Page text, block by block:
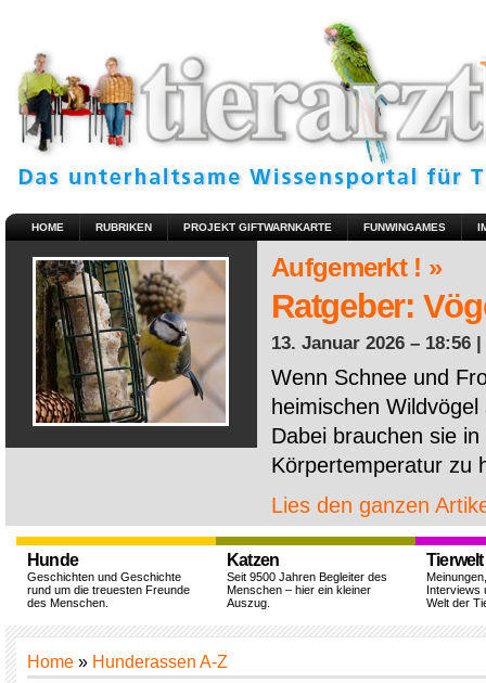
HOME RUBRIKEN PROJEKT GIFTWARNKARTE FUNWINGAMES
Aufgemerkt ! »
Ratgeber:
13. Januar 2026 – 18:56 |
Wenn Schnee und
heimischen
Dabei brauchen sie
Körpertemperatur zu
Lies den ganzen
Hunde
Geschichten und Geschichte
rund um die treuesten Freunde
des Menschen.
Katzen
Seit 9500 Jahren Begleiter des
Menschen – hier ein kleiner
Auszug.
Tierwelt
Interviews
Welt der
Home » Hunderassen A-Z